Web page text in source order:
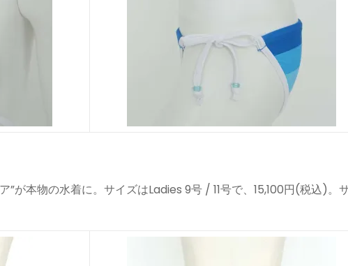
”が本物の水着に。サイズはLadies 9号 / 11号で、15,100円(税込)。